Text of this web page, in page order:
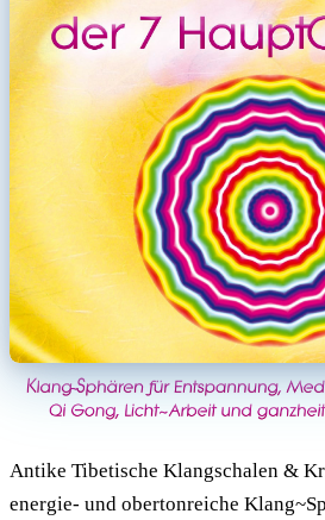
Antike Tibetische Klangschalen &
energie- und obertonreiche